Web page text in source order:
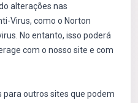
alterações nas
Virus, como o Norton
No entanto, isso poderá
com o nosso site e com
para outros sites que podem